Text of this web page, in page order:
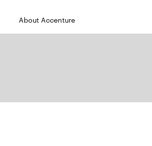
About Accenture